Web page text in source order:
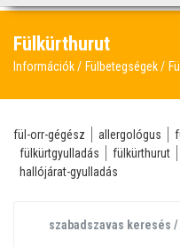
Fülkürthurut
Információk Fülbetegségek
fül-orr-gégész allergológus
fülkürtgyulladás
fülkürthurut
hallójárat-gyulladás